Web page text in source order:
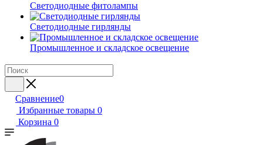
Светодиодные фитолампы
Светодиодные гирлянды
Промышленное и складское освещение
Сравнение0
Избранные товары 0
Корзина 0